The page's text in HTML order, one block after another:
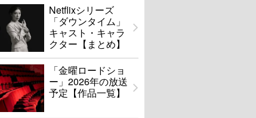
Netflixシリーズ
「ダウンタイム」
キャスト・キャラ
クター【まとめ】
「金曜ロードショ
ー」2026年の放送
予定【作品一覧】